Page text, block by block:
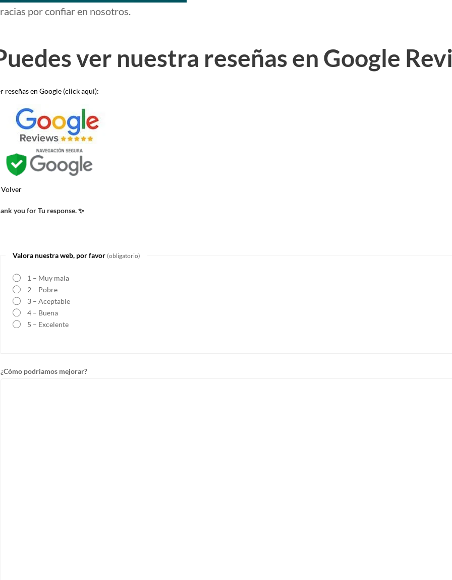
por confiar en nosotros.
ver nuestra reseñas en Google
reseñas en Google (click aquí):
you for Tu response. ✨
Valora nuestra web, por favor (obligatorio)
1 – Muy mala
2 – Pobre
3 – Aceptable
4 – Buena
5 – Excelente
¿Cómo podriamos mejorar?